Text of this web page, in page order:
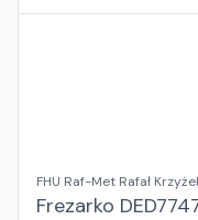
FHU Raf-Met Rafał
Frezarko